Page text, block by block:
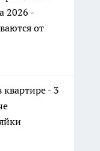
2026 -
от
квартире - 3